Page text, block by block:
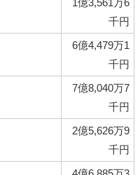
1億3,561万6
千円
6億4,479万1
千円
7億8,040万7
千円
2億5,626万9
千円